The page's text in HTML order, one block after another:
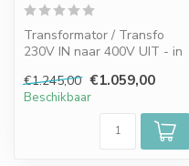
Transformator / Transfo
230V IN naar 400V UIT - in
€1.245,00 €1.059,00
Beschikbaar